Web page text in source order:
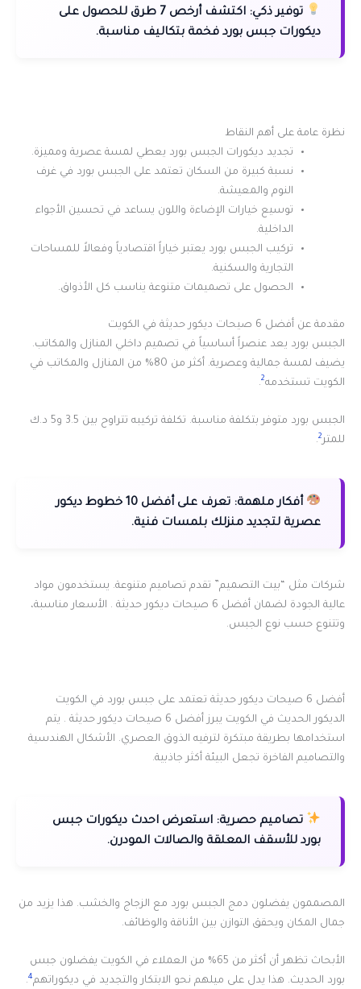
توفير ذكي:
اكتشف أرخص 7 طرق للحصول على
ديكورات جبس بورد فخمة بتكاليف مناسبة.
نظرة عامة على أهم النقاط
تجديد ديكورات الجبس بورد يعطي لمسة عصرية ومميزة.
نسبة كبيرة من السكان تعتمد على الجبس بورد في غرف
النوم والمعيشة.
توسيع خيارات الإضاءة واللون يساعد في تحسين الأجواء
الداخلية.
تركيب الجبس بورد يعتبر خياراً اقتصادياً وفعالاً للمساحات
التجارية والسكنية.
الحصول على تصميمات متنوعة يناسب كل الأذواق.
مقدمة عن أفضل 6 صيحات ديكور حديثة في الكويت
الجبس بورد يعد عنصراً أساسياً في تصميم داخلي المنازل والمكاتب.
يضيف لمسة جمالية وعصرية. أكثر من 80% من المنازل والمكاتب في
الكويت تستخدمه2
.
الجبس بورد متوفر بتكلفة مناسبة. تكلفة تركيبه تتراوح بين 3.5 و5 د.ك
للمتر2
.
أفكار ملهمة:
تعرف على أفضل 10 خطوط ديكور
عصرية لتجديد منزلك بلمسات فنية.
شركات مثل “بيت التصميم” تقدم تصاميم متنوعة. يستخدمون مواد
عالية الجودة لضمان أفضل 6 صيحات ديكور حديثة . الأسعار مناسبة،
وتتنوع حسب نوع الجبس.
أفضل 6 صيحات ديكور حديثة تعتمد على جبس بورد في الكويت
الديكور الحديث في الكويت يبرز أفضل 6 صيحات ديكور حديثة . يتم
استخدامها بطريقة مبتكرة لترفيه الذوق العصري. الأشكال الهندسية
والتصاميم الفاخرة تجعل البيئة أكثر جاذبية.
تصاميم حصرية: استعرض احدث ديكورات جبس
بورد للأسقف المعلقة والصالات المودرن.
المصممون يفضلون دمج الجبس بورد مع الزجاج والخشب. هذا يزيد من
جمال المكان ويحقق التوازن بين الأناقة والوظائف.
الأبحاث تظهر أن أكثر من 65% من العملاء في الكويت يفضلون جبس
بورد الحديث. هذا يدل على ميلهم نحو الابتكار والتجديد في ديكوراتهم4
.